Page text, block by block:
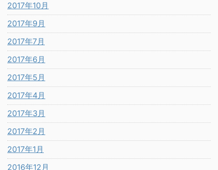
2017年10月
2017年9月
2017年7月
2017年6月
2017年5月
2017年4月
2017年3月
2017年2月
2017年1月
2016年12月